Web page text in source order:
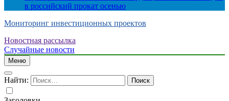
в российский прокат осенью
Мониторинг инвестиционных проектов
Новостная рассылка
Случайные новости
Меню
Найти: